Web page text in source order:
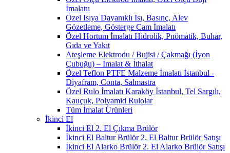
İmalatıı
Özel Isıya Dayanıklı Isı, Basınç, Alev
Gözetleme, Gösterge Cam İmalatı
Özel Hortum İmalatı Hidrolik, Pnömatik, Buhar,
Gıda ve Yakıt
Ateşleme Elektrodu / Bujisi / Çakmağı (İyon
Çubuğu) – İmalat & İthalat
Özel Teflon PTFE Malzeme İmalatı İstanbul -
Diyafram, Conta, Salmastra
Özel Rulo İmalatı Karaköy İstanbul, Tel Sargılı,
Kauçuk, Polyamid Rulolar
Tüm İmalat Ürünleri
İkinci El
İkinci El 2. El Çıkma Brülör
İkinci El Baltur Brülör 2. El Baltur Brülör Satışı
İkinci El Alarko Brülör 2. El Alarko Brülör Satışı